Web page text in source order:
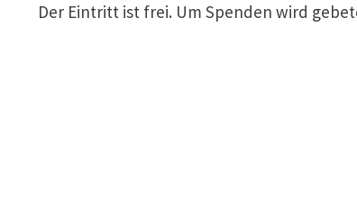
Der Eintritt ist frei. Um Spenden wird